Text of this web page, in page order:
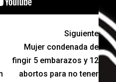
Siguiente
Mujer condenada de
fingir 5 embarazos y 12
abortos para no tener